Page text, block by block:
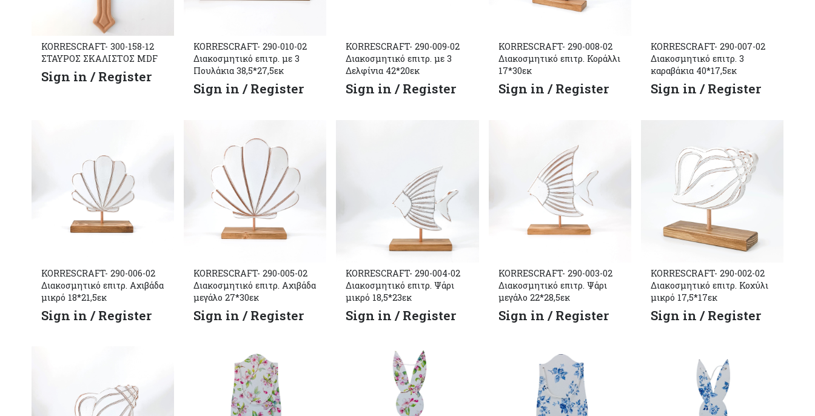
KORRESCRAFT- 300-158-12
ΣΤΑΥΡΟΣ ΣΚΑΛΙΣΤΟΣ MDF
Sign in / Register
KORRESCRAFT- 290-010-02
Διακοσμητικό επιτρ. με 3
Πουλάκια 38,5*27,5εκ
Sign in / Register
KORRESCRAFT- 290-009-02
Διακοσμητικό επιτρ. με 3
Δελφίνια 42*20εκ
Sign in / Register
KORRESCRAFT- 290-008-02
Διακοσμητικό επιτρ. Κοράλλι
17*30εκ
Sign in / Register
KORRESCRAFT- 290-007-02
Διακοσμητικό επιτρ. 3
καραβάκια 40*17,5εκ
Sign in / Register
KORRESCRAFT- 290-006-02
Διακοσμητικό επιτρ. Αχιβάδα
μικρό 18*21,5εκ
Sign in / Register
KORRESCRAFT- 290-005-02
Διακοσμητικό επιτρ. Αχιβάδα
μεγάλο 27*30εκ
Sign in / Register
KORRESCRAFT- 290-004-02
Διακοσμητικό επιτρ. Ψάρι
μικρό 18,5*23εκ
Sign in / Register
KORRESCRAFT- 290-003-02
Διακοσμητικό επιτρ. Ψάρι
μεγάλο 22*28,5εκ
Sign in / Register
KORRESCRAFT- 290-002-02
Διακοσμητικό επιτρ. Κοχύλι
μικρό 17,5*17εκ
Sign in / Register